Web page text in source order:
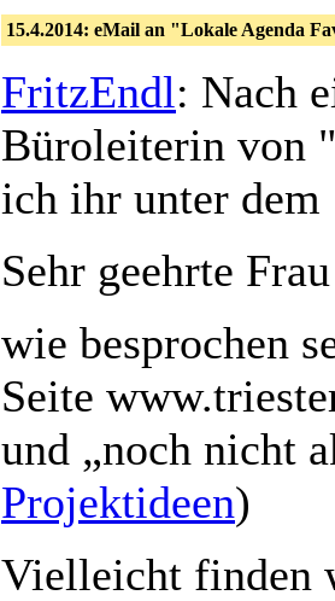
15.4.2014: eMail an "Lokale Agenda
FritzEndl: Nach
Büroleiterin von
ich ihr unter
Sehr geehrte
wie besprochen
Seite
und „noch nicht
Projektideen)
Vielleicht finden